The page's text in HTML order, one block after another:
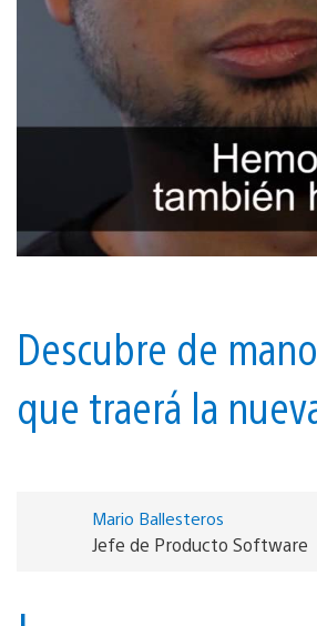
Descubre de
que traerá la
Mario Ballesteros
Jefe de Producto Software